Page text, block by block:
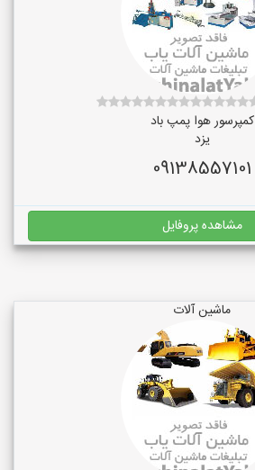
کمپرسور هوا پمپ باد
یزد
09138557101
مشاهده پروفایل
ماشین آلات